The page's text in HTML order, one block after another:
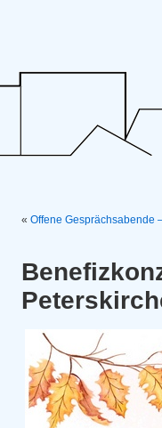
« Offene Gesprächsabende